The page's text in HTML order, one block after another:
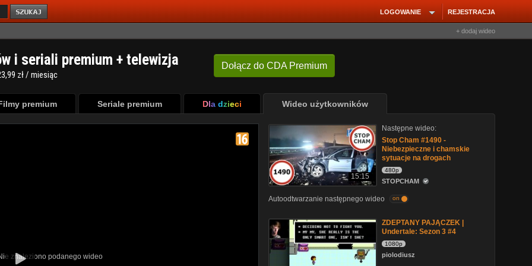
REJESTRACJA
LOGOWANIE
+ dodaj wideo
Dołącz do CDA Premium
i seriali premium + telewizja
zł / miesiąc
premium Seriale premium Dla dzieci Wideo użytkowników
znaleziono podanego wideo
15:15
Następne wideo:
Stop Cham #1490 -
Niebezpieczne i chamskie
sytuacje na drogach
480p
STOPCHAM
Autoodtwarzanie następnego wideo on
ZDEPTANY PAJĄCZEK |
Undertale: Sezon 3 #4
1080p
piolodiusz